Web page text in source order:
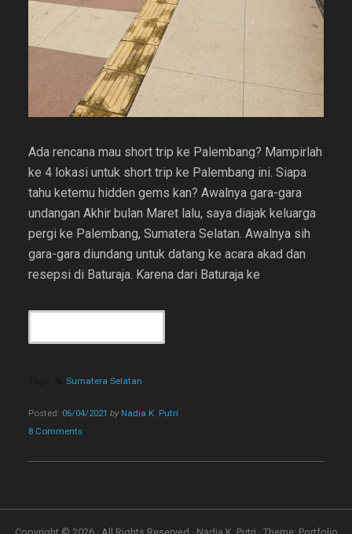
Ada rencana mau short trip ke Palembang? Mampirlah
ke 4 lokasi untuk short trip ke Palembang ini. Siapa
tahu ketemu hidden gems kan? Awalnya gara-gara
undangan Akhir bulan Maret lalu, saya diajak keluarga
pergi ke Palembang, Sumatera Selatan. Awalnya sih
gara-gara diundang untuk datang ke acara akad dan
resepsi di Baturaja. Karena dari Baturaja ke
LOKASI
KE
Sumatera Selatan
Posted: 06/04/2021 by Nadia K. Putri
8 Comments